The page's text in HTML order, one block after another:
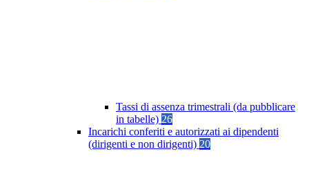
Tassi di assenza trimestrali (da pubblicare
in tabelle) 26
Incarichi conferiti e autorizzati ai dipendenti
(dirigenti e non dirigenti) 20